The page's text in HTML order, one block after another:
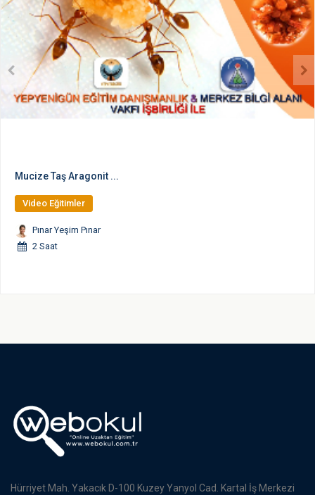
Mucize Taş Aragonit ...
Video Eğitimler
Pınar Yeşim Pınar
2 Saat
Hürriyet Mah. Yakacık D-100 Kuzey Yanyol Cad. Kartal İş Merkezi